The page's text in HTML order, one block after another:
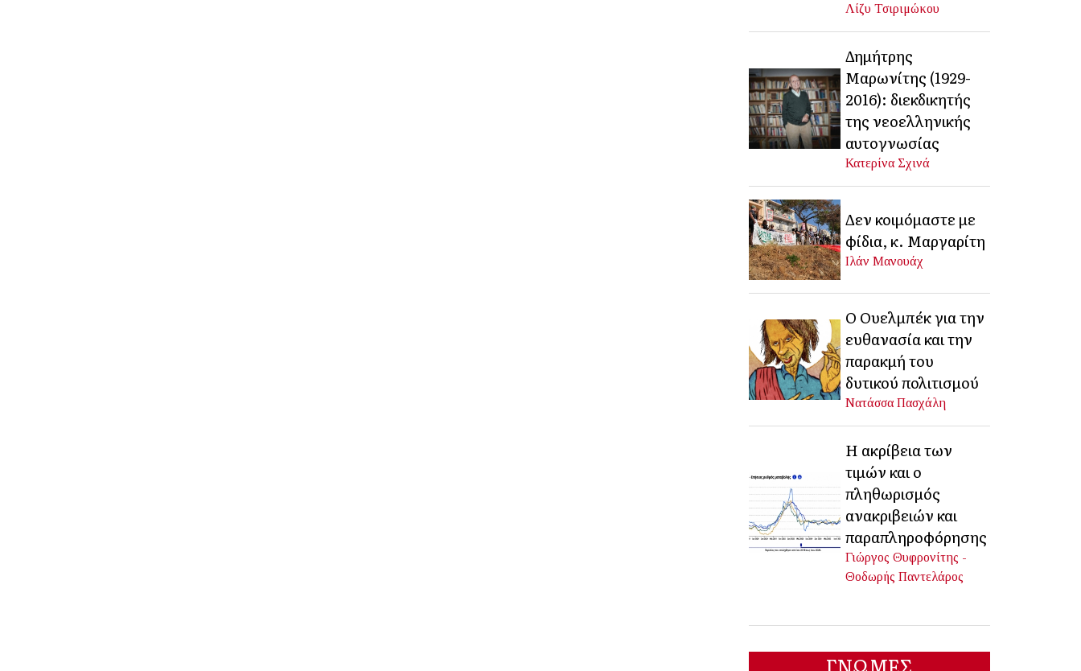
Λίζυ Τσιριμώκου
Δημήτρης
Μαρωνίτης (1929-
2016): διεκδικητής
της νεοελληνικής
αυτογνωσίας
Κατερίνα Σχινά
Δεν κοιμόμαστε με
φίδια, κ. Μαργαρίτη
Ιλάν Μανουάχ
Ο Ουελμπέκ για την
ευθανασία και την
παρακμή του
δυτικού πολιτισμού
Νατάσσα Πασχάλη
Η ακρίβεια των
τιμών και ο
πληθωρισμός
ανακριβειών και
παραπληροφόρησης
Γιώργος Θυφρονίτης -
Θοδωρής Παντελάρος